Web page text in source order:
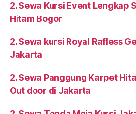
2. Sewa Kursi Event Lengkap
Hitam Bogor
2. Sewa kursi Royal Rafless
Jakarta
2. Sewa Panggung Karpet
Out door di Jakarta